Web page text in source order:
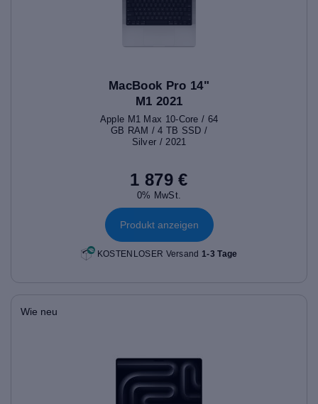
MacBook Pro 14"
M1 2021
Apple M1 Max 10-Core / 64
GB RAM / 4 TB SSD /
Silver / 2021
1 879 €
0% MwSt.
Produkt anzeigen
KOSTENLOSER Versand1-3 Tage
Wie neu